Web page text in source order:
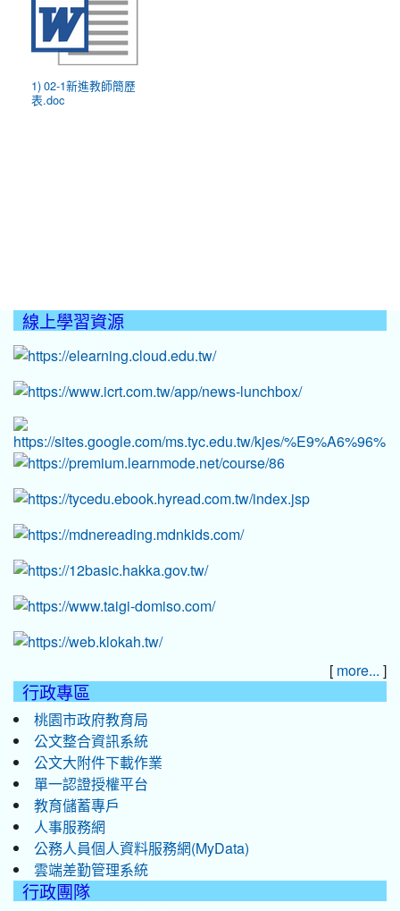
1) 02-1新進教師簡歷
表.doc
線上學習資源
[ more... ]
行政專區
桃園市政府教育局
公文整合資訊系統
公文大附件下載作業
單一認證授權平台
教育儲蓄專戶
人事服務網
公務人員個人資料服務網(MyData)
雲端差勤管理系統
行政團隊